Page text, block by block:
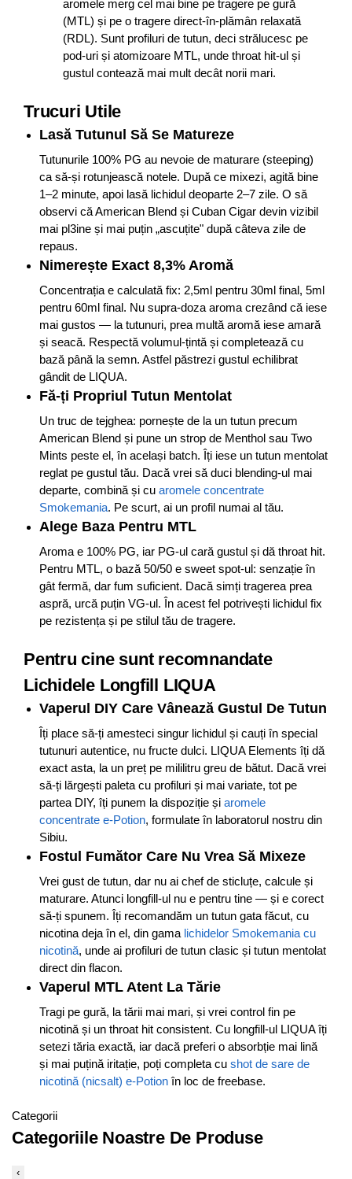
aromele merg cel mai bine pe tragere pe gură
(MTL) și pe o tragere direct-în-plămân relaxată
(RDL). Sunt profiluri de tutun, deci strălucesc pe
pod-uri și atomizoare MTL, unde throat hit-ul și
gustul contează mai mult decât norii mari.
Trucuri Utile
Lasă Tutunul Să Se Matureze
Tutunurile 100% PG au nevoie de maturare (steeping)
ca să-și rotunjească notele. După ce mixezi, agită bine
1–2 minute, apoi lasă lichidul deoparte 2–7 zile. O să
observi că American Blend și Cuban Cigar devin vizibil
mai pl3ine și mai puțin „ascuțite" după câteva zile de
repaus.
Nimerește Exact 8,3% Aromă
Concentrația e calculată fix: 2,5ml pentru 30ml final, 5ml
pentru 60ml final. Nu supra-doza aroma crezând că iese
mai gustos — la tutunuri, prea multă aromă iese amară
și seacă. Respectă volumul-țintă și completează cu
bază până la semn. Astfel păstrezi gustul echilibrat
gândit de LIQUA.
Fă-ți Propriul Tutun Mentolat
Un truc de tejghea: pornește de la un tutun precum
American Blend și pune un strop de Menthol sau Two
Mints peste el, în același batch. Îți iese un tutun mentolat
reglat pe gustul tău. Dacă vrei să duci blending-ul mai
departe, combină și cu aromele concentrate
Smokemania. Pe scurt, ai un profil numai al tău.
Alege Baza Pentru MTL
Aroma e 100% PG, iar PG-ul cară gustul și dă throat hit.
Pentru MTL, o bază 50/50 e sweet spot-ul: senzație în
gât fermă, dar fum suficient. Dacă simți tragerea prea
aspră, urcă puțin VG-ul. În acest fel potrivești lichidul fix
pe rezistența și pe stilul tău de tragere.
Pentru cine sunt recomnandate
Lichidele Longfill LIQUA
Vaperul DIY Care Vânează Gustul De Tutun
Îți place să-ți amesteci singur lichidul și cauți în special
tutunuri autentice, nu fructe dulci. LIQUA Elements îți dă
exact asta, la un preț pe mililitru greu de bătut. Dacă vrei
să-ți lărgești paleta cu profiluri și mai variate, tot pe
partea DIY, îți punem la dispoziție și aromele
concentrate e-Potion, formulate în laboratorul nostru din
Sibiu.
Fostul Fumător Care Nu Vrea Să Mixeze
Vrei gust de tutun, dar nu ai chef de sticluțe, calcule și
maturare. Atunci longfill-ul nu e pentru tine — și e corect
să-ți spunem. Îți recomandăm un tutun gata făcut, cu
nicotina deja în el, din gama lichidelor Smokemania cu
nicotină, unde ai profiluri de tutun clasic și tutun mentolat
direct din flacon.
Vaperul MTL Atent La Tărie
Tragi pe gură, la tării mai mari, și vrei control fin pe
nicotină și un throat hit consistent. Cu longfill-ul LIQUA îți
setezi tăria exactă, iar dacă preferi o absorbție mai lină
și mai puțină iritație, poți completa cu shot de sare de
nicotină (nicsalt) e-Potionîn loc de freebase.
Categorii
Categoriile Noastre De Produse
‹